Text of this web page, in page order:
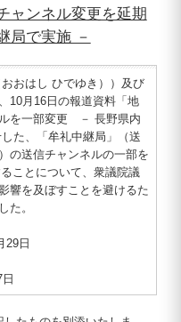
ャンネル変更を延期
局で実施 －
おはし ひでゆき））及び
10月16日の報道資料「地
を一部変更 － 長野県内
た、「牟礼中継局」（送
の送信チャンネルの一部を
ことについて、衆議院議
響を及ぼすことを避けるた
た。
日